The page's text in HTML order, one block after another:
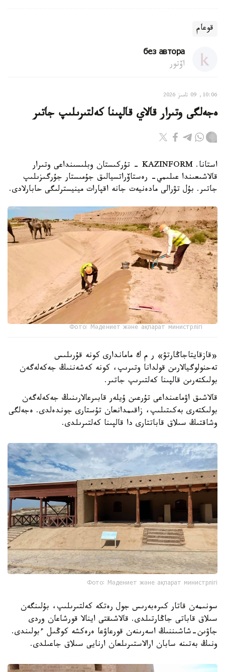
قوعام
без автора
اۆتور
10:06, 09 تامىز 2026
ەجەلگى وتىرار قالاي قالپىنا كەلتىرىلىپ جاتىر
استانا. KAZINFORM - تۇركىستان وبلىسىنداعى وتىرار
قالاشىعىندا عىلىمي- رەستاۆراتسيالىق جۇمىستار جۇرگىزىلىپ
جاتىر. بۇل تۋرالى مادەنيەت جانە اقپارات مينيسترلىگى حابارلادى.
Фото: Мәдениет және ақпарат министрлігі
«قازقايتاجاڭارتۋ» ر م ك ماماندارى كونە قۇرىلىس
تەحنولوگيالارىن قولدانا وتىرىپ، كونە كەشەننىڭ جەكەلەگەن
بولىكتەرىن قالپىنا كەلتىرىپ جاتىر.
قالاشىق اۋماعىنداعى تۇرعىن ۇيلەر قابىرعالارىنىڭ جەكەلەگەن
بولىكتەرى بەكىتىلىپ، زاقىمدانعان تۇستارى جوندەلدى. ەجەلگى
وشاقتىڭ سىلاق قاباتتارى دا قالپىنا كەلتىرىلدى.
Фото: Мәдениет және ақпарат министрлігі
سونىمەن قاتار كىرەبەرىس جول رەتكە كەلتىرىلىپ، بۇلىنگەن
سىلاق قاباتى جاڭارتىلدى. قالاشىقتى اينالا قورشاعان وردى
جاۋىن-شاشىننىڭ اسەرىنەن قورعاۋعا ەرەكشە كوڭىل ءبولىندى.
ونىڭ بەتىنە سابان ارالاستىرىلعان ارنايى سىلاق جاعىلدى.